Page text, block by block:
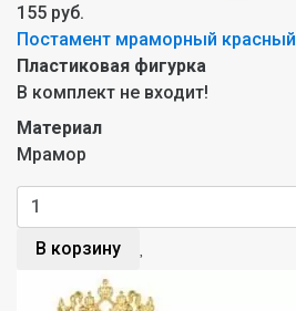
155 руб.
Постамент мраморный красный
Пластиковая фигурка
В комплект не входит!
Материал
Мрамор
В корзину